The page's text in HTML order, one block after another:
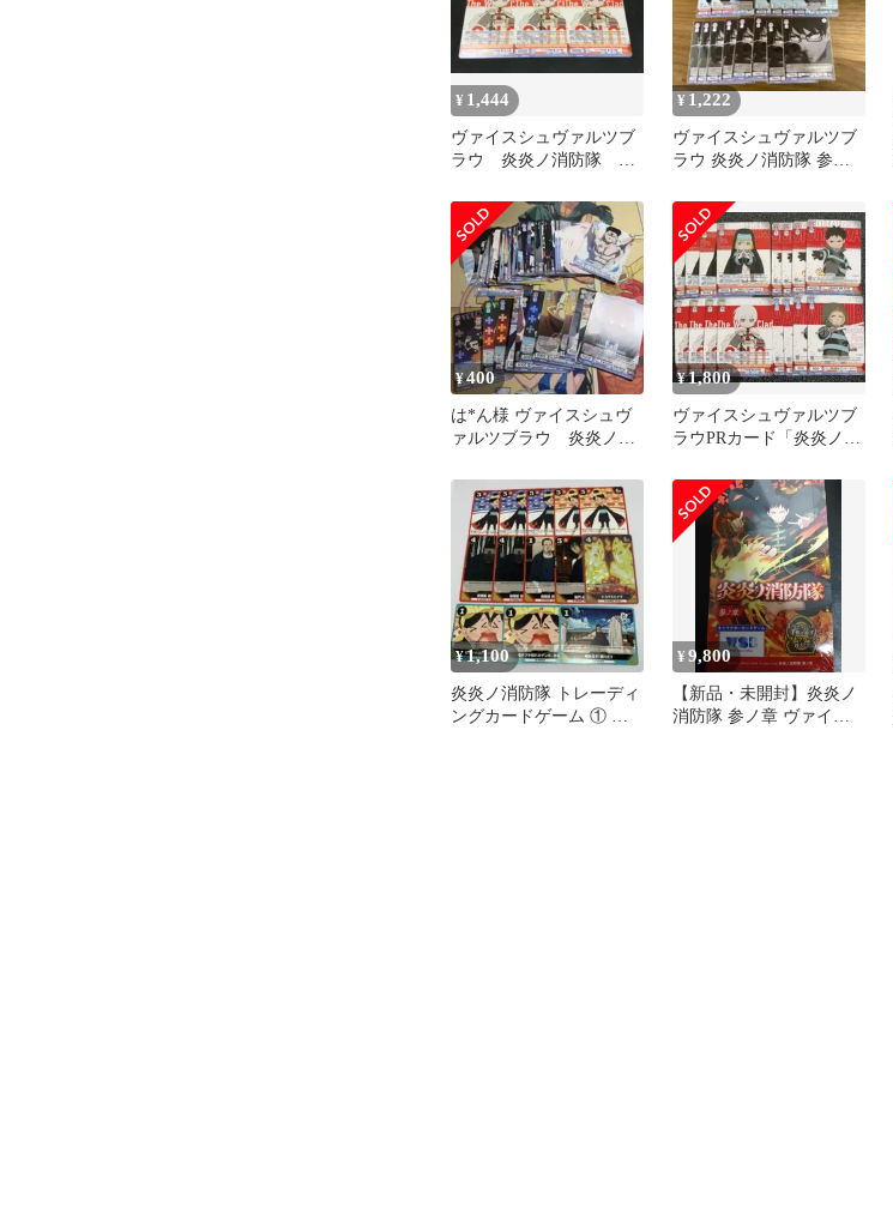
¥ 1,444
ヴァイスシュヴァルツブ
ラウ 炎炎ノ消防隊 3
¥ 1,222
ヴァイスシュヴァルツブ
ラウ 炎炎ノ消防隊 参ノ
¥400
は*ん様 ヴァイスシュヴ
ァルツブラウ 炎炎ノ消
り
¥1,800
ヴァイスシュヴァルツブ
ラウPRカード「炎炎ノ消
¥1,100
炎炎ノ消防隊 トレーディ
ングカードゲーム ① 新
¥9,800
【新品・未開封】炎炎ノ
消防隊 参ノ章 ヴァイス